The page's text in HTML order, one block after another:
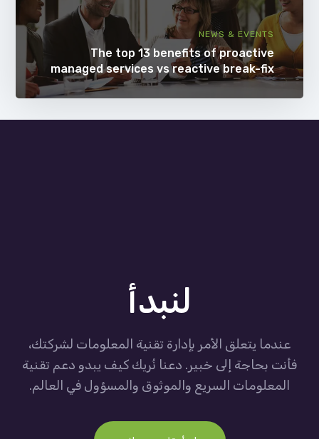
NEWS & EVENTS
The top 13 benefits of proactive
managed services vs reactive break-fix
لنبدأ
عندما يتعلق الأمر بإدارة تقنية المعلومات لشركتك،
فأنت بحاجة إلى خبير. دعنا نُريك كيف يبدو دعم تقنية
المعلومات السريع والموثوق والمسؤول في العالم.